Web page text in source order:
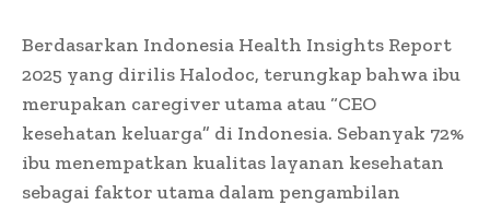
Berdasarkan Indonesia Health Insights Report
2025 yang dirilis Halodoc, terungkap bahwa ibu
merupakan caregiver utama atau “CEO
kesehatan keluarga” di Indonesia. Sebanyak 72%
ibu menempatkan kualitas layanan kesehatan
sebagai faktor utama dalam pengambilan